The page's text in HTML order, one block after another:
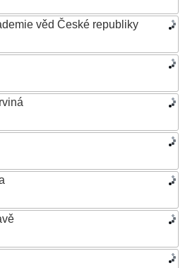
věd České republiky